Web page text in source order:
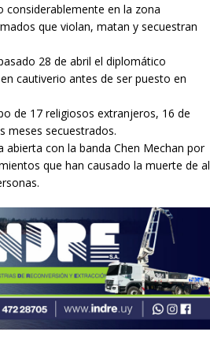
en la zona
que violan, matan y secuestran
28 de abril el diplomático
cautiverio antes de ser puesto en
de 17 religiosos extranjeros, 16 de
meses secuestrados.
con la banda Chen Mechan por
que han causado la muerte de al